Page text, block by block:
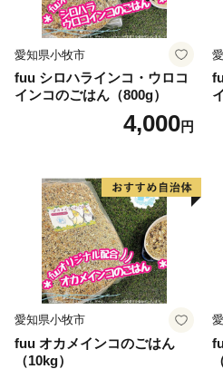
愛知県小牧市
fuu シロハラインコ・ウロコ
インコのごはん（800g）
4,000円
愛知県小牧市
fuu オカメインコのごはん
（10kg）